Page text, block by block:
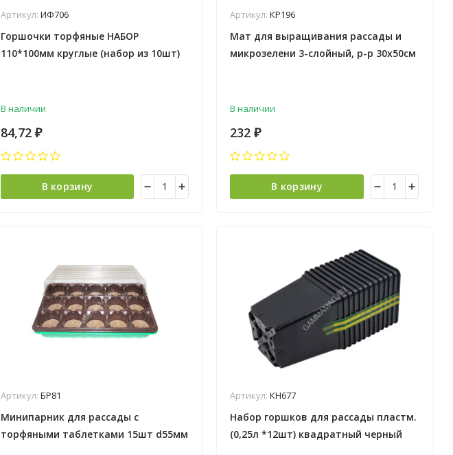
Артикул: ИФ706
Горшочки торфяные НАБОР
110*100мм круглые (набор из 10шт)
В наличии
84,72 ₽
В корзину
Артикул:КР196
Мат для выращивания рассады и
микрозелени 3-слойный, р-р 30х50см
В наличии
232₽
В корзину
Артикул: БР81
Минипарник для рассады с
торфяными таблетками 15шт d55мм
Артикул:КН677
Набор горшков для рассады пластм.
(0,25л *12шт) квадратный черный